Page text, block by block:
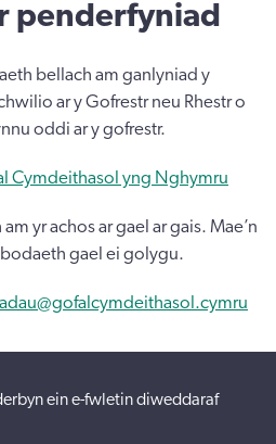
penderfyniad
bellach am ganlyniad y
ar y Gofrestr neu Rhestr o
oddi ar y gofrestr.
Cymdeithasol yng Nghymru
yr achos ar gael ar gais. Mae’n
gael ei golygu.
ein e-fwletin diweddaraf